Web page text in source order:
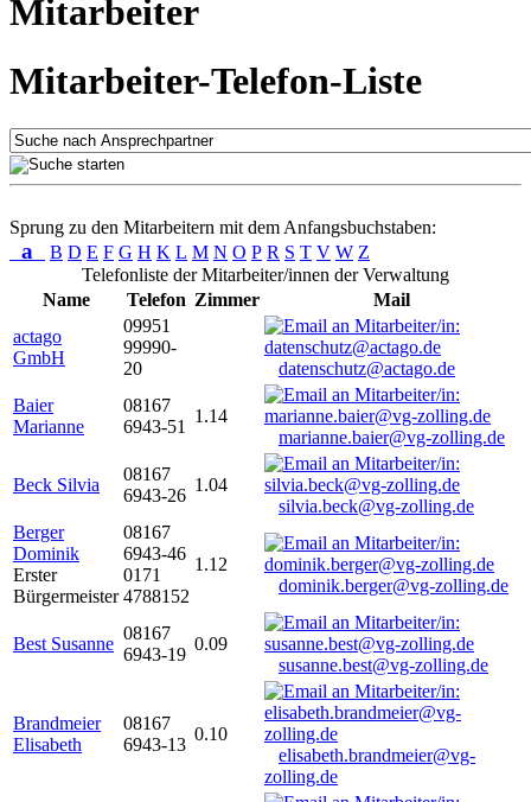
Mitarbeiter
Mitarbeiter-Telefon-Liste
Sprung zu den Mitarbeitern mit dem Anfangsbuchstaben:
a B D E F G H K L M N O P R S T V W Z
Telefonliste der Mitarbeiter/innen der Verwaltung
Name
Telefon Zimmer
Mail
actago
GmbH
09951
99990-
20
datenschutz@actago.de
Baier
Marianne
08167
6943-51
1.14
marianne.baier@vg-zolling.de
Beck Silvia
08167
6943-26
1.04
silvia.beck@vg-zolling.de
Berger
Dominik
Erster
Bürgermeister
08167
6943-46
0171
4788152
1.12
dominik.berger@vg-zolling.de
Best Susanne
08167
6943-19
0.09
susanne.best@vg-zolling.de
Brandmeier
Elisabeth
08167
6943-13
0.10
elisabeth.brandmeier@vg-
zolling.de